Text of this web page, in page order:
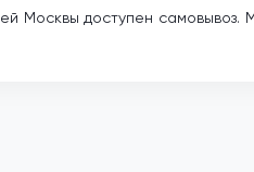
Москвы доступен